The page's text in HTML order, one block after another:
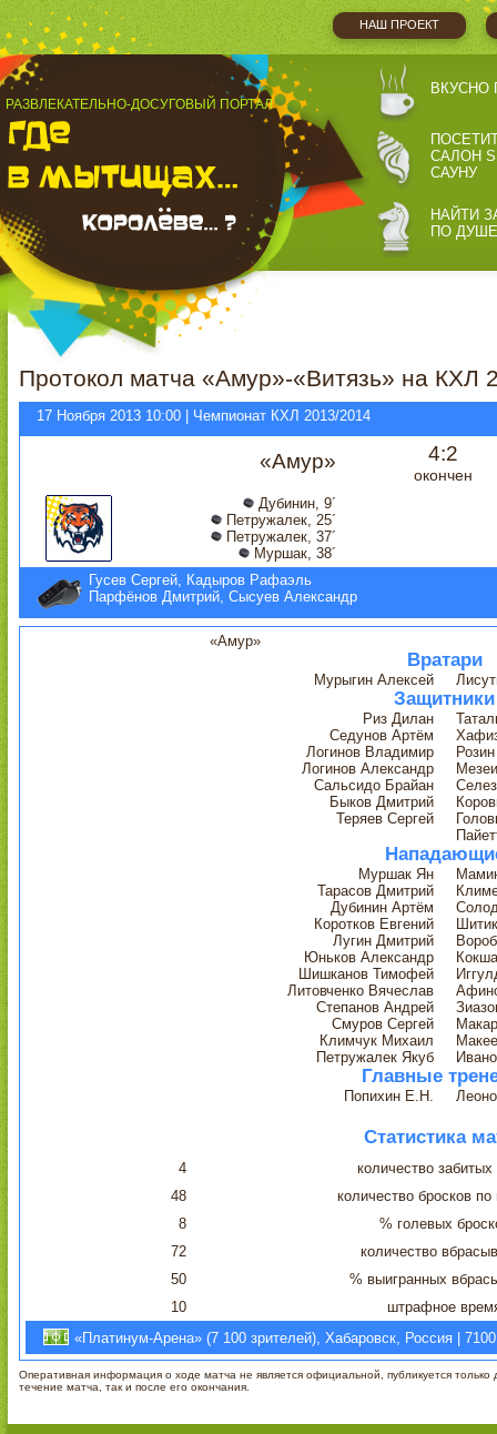
НАШ ПРОЕКТ
РАЗВЛЕКАТЕЛЬНО-ДОСУГОВЫЙ ПОРТАЛ
ВКУСНО
САЛОН
САУНУ
НАЙТИ
ПО ДУШЕ
Протокол матча «Амур»-«Витязь» на КХЛ
17 Ноября 2013 10:00 | Чемпионат КХЛ 2013/2014
«Амур» 4:2
окончен
Дубинин, 9´
Петружалек, 25´
Петружалек, 37´
Муршак, 38´
Гусев Сергей, Кадыров Рафаэль
Парфёнов Дмитрий, Сысуев Александр
«Амур»
Вратари
Мурыгин Алексей
Защитники
Риз Дилан
Седунов Артём
Логинов Владимир
Логинов Александр
Сальсидо Брайан
Быков Дмитрий
Теряев Сергей
Муршак Ян
Тарасов Дмитрий
Дубинин Артём
Коротков Евгений
Лугин Дмитрий
Юньков Александр
Шишканов Тимофей
Литовченко Вячеслав
Степанов Андрей
Смуров Сергей
Климчук Михаил
Петружалек Якуб
Главные
Попихин Е.Н.
Статистика
4
количество
48
количество бросков по
8
% голевых
72
количество
50
% выигранных
10
штрафное
«Платинум-Арена» (7 100 зрителей), Хабаровск, Россия |
Оперативная информация о ходе матча не является официальной, публикуется только
течение матча, так и после его окончания.